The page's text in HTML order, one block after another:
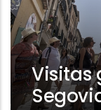
Visitas